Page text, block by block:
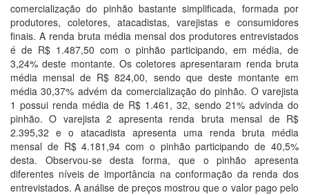
comercialização do pinhão bastante simplificada, formada por
produtores, coletores, atacadistas, varejistas e consumidores
finais. A renda bruta média mensal dos produtores entrevistados
é de R$ 1.487,50 com o pinhão participando, em média, de
3,24% deste montante. Os coletores apresentaram renda bruta
média mensal de R$ 824,00, sendo que deste montante em
média 30,37% advém da comercialização do pinhão. O varejista
1 possui renda média de R$ 1.461, 32, sendo 21% advinda do
pinhão. O varejista 2 apresenta renda bruta mensal de R$
2.395,32 e o atacadista apresenta uma renda bruta média
mensal de R$ 4.181,94 com o pinhão participando de 40,5%
desta. Observou-se desta forma, que o pinhão apresenta
diferentes níveis de importância na conformação da renda dos
entrevistados. A análise de preços mostrou que o valor pago pelo